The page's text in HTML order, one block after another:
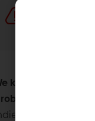
Oeps!
konden uw
het probleem